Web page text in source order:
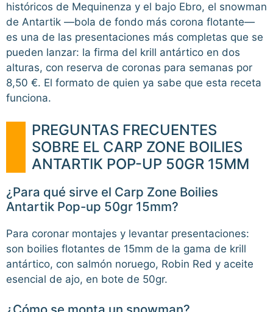
históricos de Mequinenza y el bajo Ebro, el snowman
de Antartik —bola de fondo más corona flotante—
es una de las presentaciones más completas que se
pueden lanzar: la firma del krill antártico en dos
alturas, con reserva de coronas para semanas por
8,50 €. El formato de quien ya sabe que esta receta
funciona.
PREGUNTAS FRECUENTES
SOBRE EL CARP ZONE BOILIES
ANTARTIK POP-UP 50GR 15MM
¿Para qué sirve el Carp Zone Boilies
Antartik Pop-up 50gr 15mm?
Para coronar montajes y levantar presentaciones:
son boilies flotantes de 15mm de la gama de krill
antártico, con salmón noruego, Robin Red y aceite
esencial de ajo, en bote de 50gr.